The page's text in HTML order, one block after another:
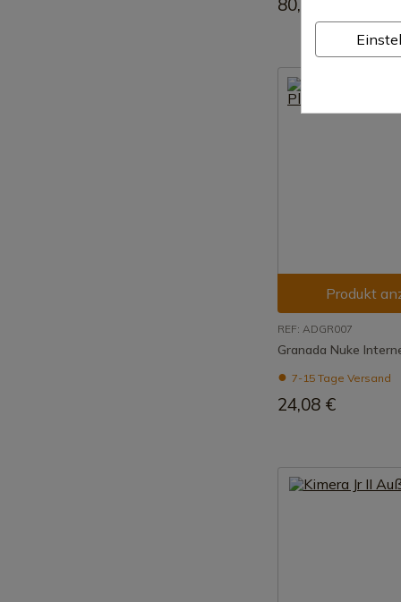
80,56 €
Produkt
REF: ADGR007
Granada Nuke
7-15 Tage Versand
24,08 €